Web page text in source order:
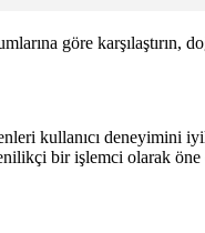
göre karşılaştırın,
kullanıcı deneyimini
bir işlemci olarak öne